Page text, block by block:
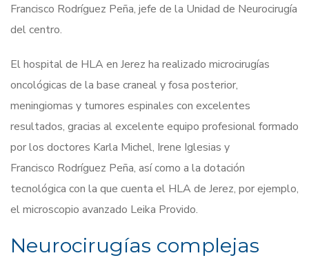
Francisco Rodríguez Peña, jefe de la Unidad de Neurocirugía
del centro.
El hospital de HLA en Jerez ha realizado microcirugías
oncológicas de la base craneal y fosa posterior,
meningiomas y tumores espinales con excelentes
resultados, gracias al excelente equipo profesional formado
por los doctores Karla Michel, Irene Iglesias y
Francisco Rodríguez Peña, así como a la dotación
tecnológica con la que cuenta el HLA de Jerez, por ejemplo,
el microscopio avanzado Leika Provido.
Neurocirugías complejas